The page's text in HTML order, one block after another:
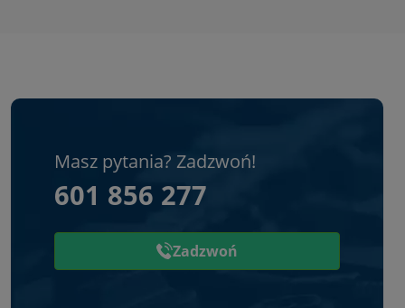
Masz pytania? Zadzwoń!
601 856 277
Zadzwoń